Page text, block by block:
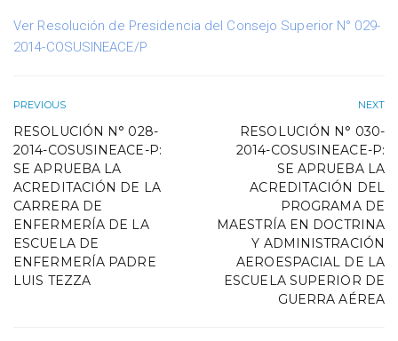
Ver Resolución de Presidencia del Consejo Superior N° 029-
2014-COSUSINEACE/P
PREVIOUS
RESOLUCIÓN N° 028-
2014-COSUSINEACE-P:
SE APRUEBA LA
ACREDITACIÓN DE LA
CARRERA DE
ENFERMERÍA DE LA
ESCUELA DE
ENFERMERÍA PADRE
LUIS TEZZA
NEXT
RESOLUCIÓN N° 030-
2014-COSUSINEACE-P:
SE APRUEBA LA
ACREDITACIÓN DEL
PROGRAMA DE
MAESTRÍA EN DOCTRINA
Y ADMINISTRACIÓN
AEROESPACIAL DE LA
ESCUELA SUPERIOR DE
GUERRA AÉREA